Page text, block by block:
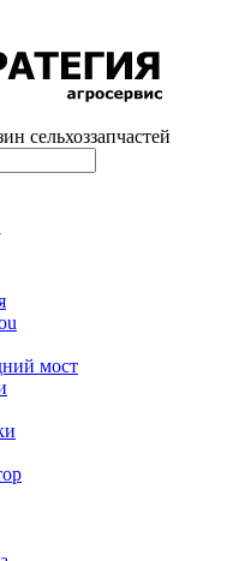
сельхоззапчастей
мост